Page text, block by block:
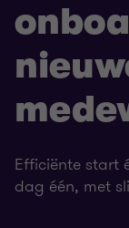
Efficiënte start
dag één, met